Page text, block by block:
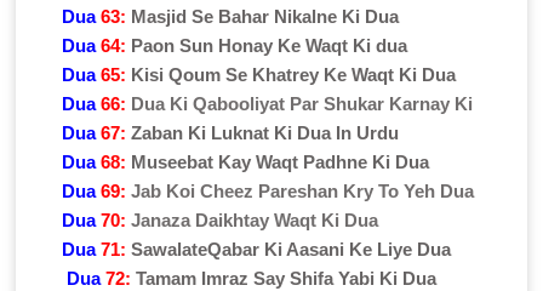
Dua 63: Masjid Se Bahar Nikalne Ki Dua
Dua 64: Paon Sun Honay Ke Waqt Ki dua
Dua 65: Kisi Qoum Se Khatrey Ke Waqt Ki Dua
Dua 66: Dua Ki Qabooliyat Par Shukar Karnay Ki
Dua 67: Zaban Ki Luknat Ki Dua In Urdu
Dua 68: Museebat Kay Waqt Padhne Ki Dua
Dua69: Jab Koi Cheez Pareshan Kry To Yeh Dua
Dua 70: Janaza Daikhtay Waqt Ki Dua
Dua 71: SawalateQabar Ki Aasani Ke Liye Dua
Dua 72: Tamam Imraz Say Shifa Yabi Ki Dua